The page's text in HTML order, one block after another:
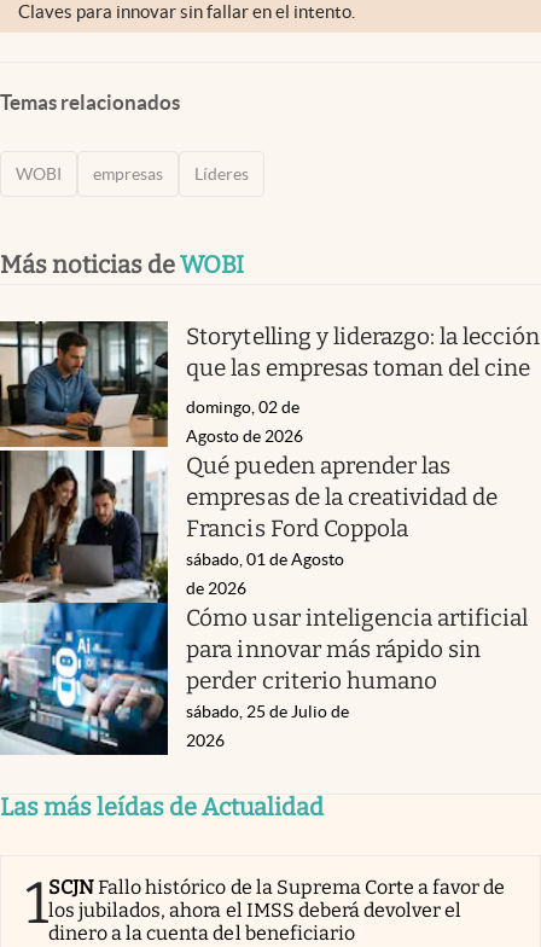
Claves para innovar sin fallar en el intento.
Temas relacionados
WOBI empresas Líderes
Más noticias deWOBI
Storytelling y liderazgo: la lección
que las empresas toman del cine
domingo, 02 de
Agosto de 2026
Qué pueden aprender las
empresas de la creatividad de
Francis Ford Coppola
sábado, 01 de Agosto
de 2026
Cómo usar inteligencia artificial
para innovar más rápido sin
perder criterio humano
sábado, 25 de Julio de
2026
Las más leídas de Actualidad
1SCJNFallo histórico de la Suprema Corte a favor de
los jubilados, ahora el IMSS deberá devolver el
dinero a la cuenta del beneficiario